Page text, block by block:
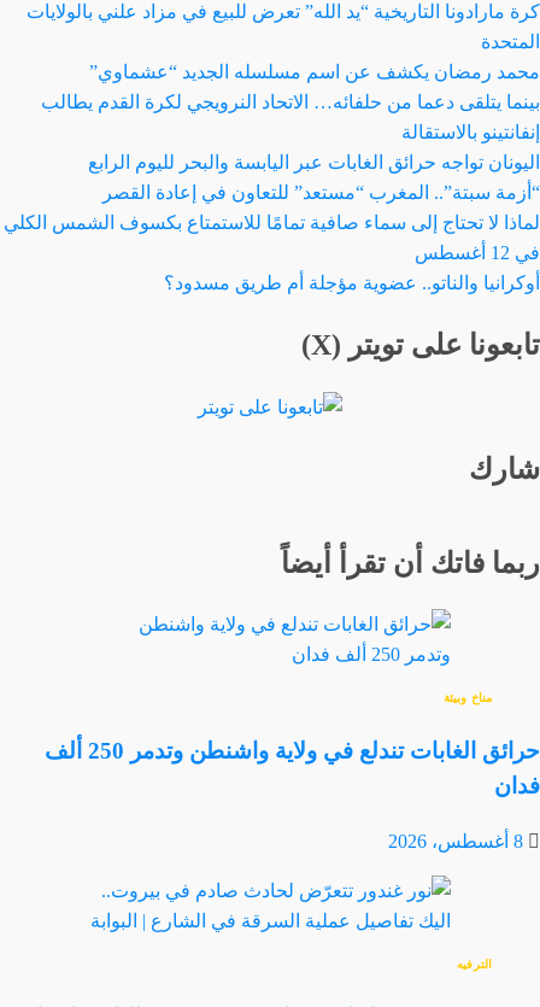
كرة مارادونا التاريخية “يد الله” تعرض للبيع في مزاد علني بالولايات
المتحدة
محمد رمضان يكشف عن اسم مسلسله الجديد “عشماوي”
بينما يتلقى دعما من حلفائه… الاتحاد النرويجي لكرة القدم يطالب
إنفانتينو بالاستقالة
اليونان تواجه حرائق الغابات عبر اليابسة والبحر لليوم الرابع
“أزمة سبتة”.. المغرب “مستعد” للتعاون في إعادة القصر
لماذا لا تحتاج إلى سماء صافية تمامًا للاستمتاع بكسوف الشمس الكلي
في 12 أغسطس
أوكرانيا والناتو.. عضوية مؤجلة أم طريق مسدود؟
تابعونا على تويتر (X)
شارك
ربما فاتك أن تقرأ أيضاً
مناخ وبيئة
حرائق الغابات تندلع في ولاية واشنطن وتدمر 250 ألف
فدان
8 أغسطس، 2026
الترفيه